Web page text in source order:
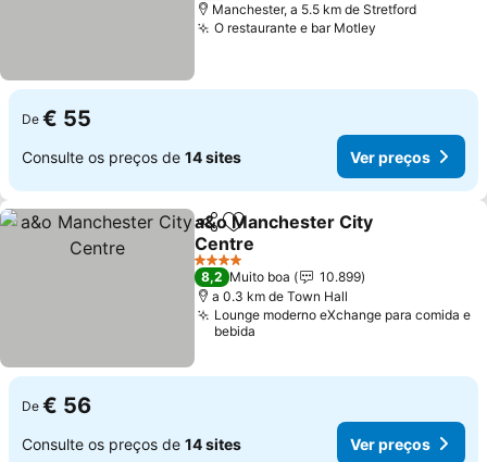
Manchester, a 5.5 km de Stretford
O restaurante e bar Motley
De € 55
Consulte os preços de 14 sites Ver preços
PartilharAdicionar aos favoritos
a&o Manchester City
Centre
4 Estrelas
8,2 Muito boa
10.899
a 0.3 km de Town Hall
Lounge moderno eXchange para comida e
bebida
De € 56
Consulte os preços de 14 sites Ver preços